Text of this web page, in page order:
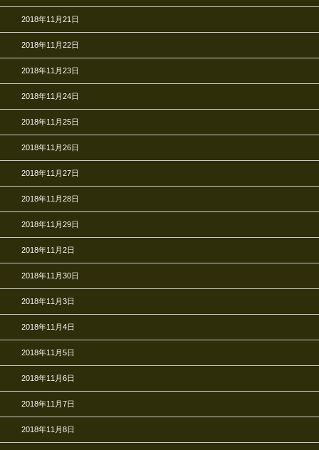
2018年11月21日
2018年11月22日
2018年11月23日
2018年11月24日
2018年11月25日
2018年11月26日
2018年11月27日
2018年11月28日
2018年11月29日
2018年11月2日
2018年11月30日
2018年11月3日
2018年11月4日
2018年11月5日
2018年11月6日
2018年11月7日
2018年11月8日